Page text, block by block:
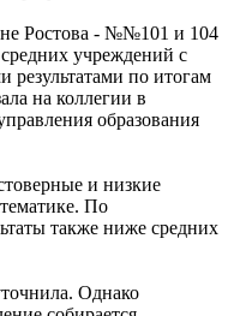
Ростова - №№101 и 104
учреждений с
по итогам
на коллегии в
образования
и низкие
По
также ниже средних
Однако